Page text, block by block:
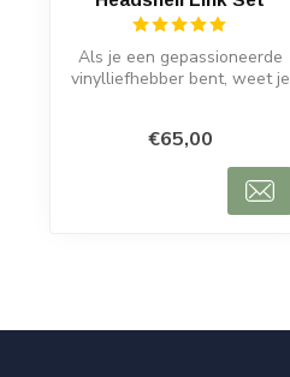
Als je een gepassioneerde
vinylliefhebber bent, weet je
€65,00